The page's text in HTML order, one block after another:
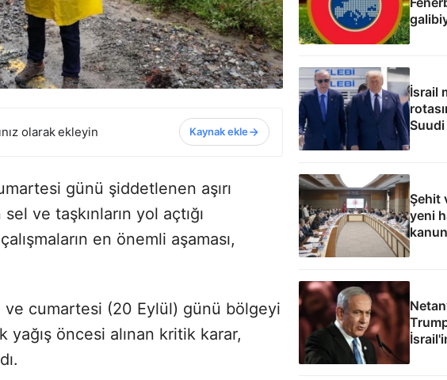
olarak ekleyin Kaynak ekle
günü şiddetlenen aşırı
ve taşkınların yol açtığı
en önemli aşaması,
ve cumartesi (20 Eylül) günü bölgeyi
öncesi alınan kritik karar,
İsrail
çevirdi
Şehit
yeni